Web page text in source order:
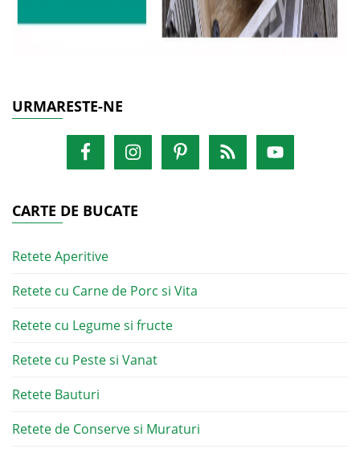
URMARESTE-NE
CARTE DE BUCATE
Retete Aperitive
Retete cu Carne de Porc si Vita
Retete cu Legume si fructe
Retete cu Peste si Vanat
Retete Bauturi
Retete de Conserve si Muraturi